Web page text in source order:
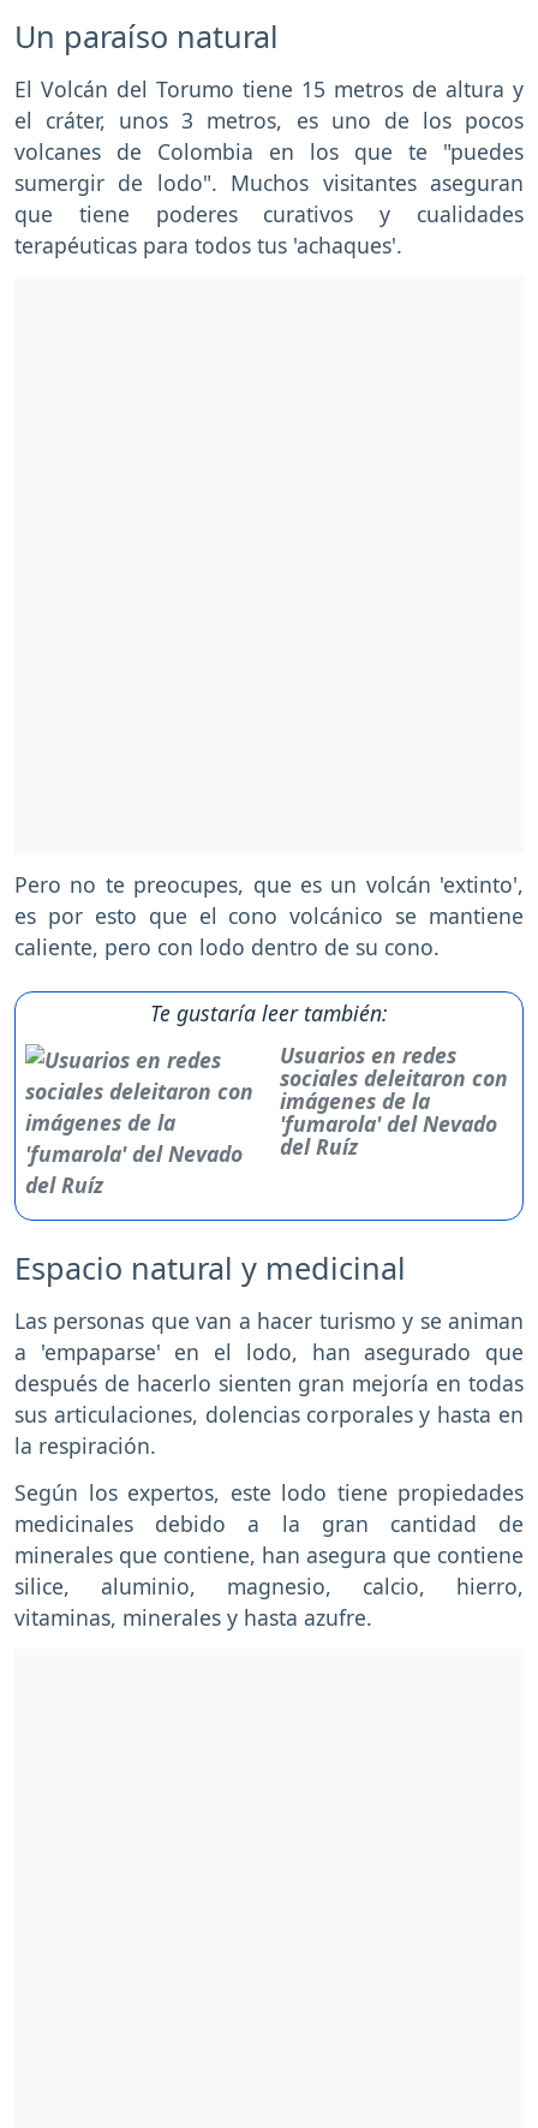
Un paraíso natural
El Volcán del Torumo tiene 15 metros de altura y
el cráter, unos 3 metros, es uno de los pocos
volcanes de Colombia en los que te "puedes
sumergir de lodo". Muchos visitantes aseguran
que tiene poderes curativos y cualidades
terapéuticas para todos tus 'achaques'.
Pero no te preocupes, que es un volcán 'extinto',
es por esto que el cono volcánico se mantiene
caliente, pero con lodo dentro de su cono.
Te gustaría leer también:
Usuarios en redes
sociales deleitaron con
imágenes de la
'fumarola' del Nevado
del Ruíz
Espacio natural y medicinal
Las personas que van a hacer turismo y se animan
a 'empaparse' en el lodo, han asegurado que
después de hacerlo sienten gran mejoría en todas
sus articulaciones, dolencias corporales y hasta en
la respiración.
Según los expertos, este lodo tiene propiedades
medicinales debido a la gran cantidad de
minerales que contiene, han asegura que contiene
silice, aluminio, magnesio, calcio, hierro,
vitaminas, minerales y hasta azufre.